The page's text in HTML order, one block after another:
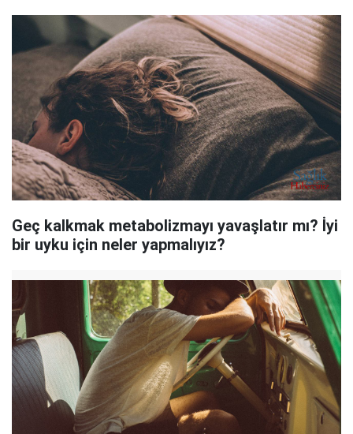
Geç kalkmak metabolizmayı yavaşlatır mı? İyi
bir uyku için neler yapmalıyız?